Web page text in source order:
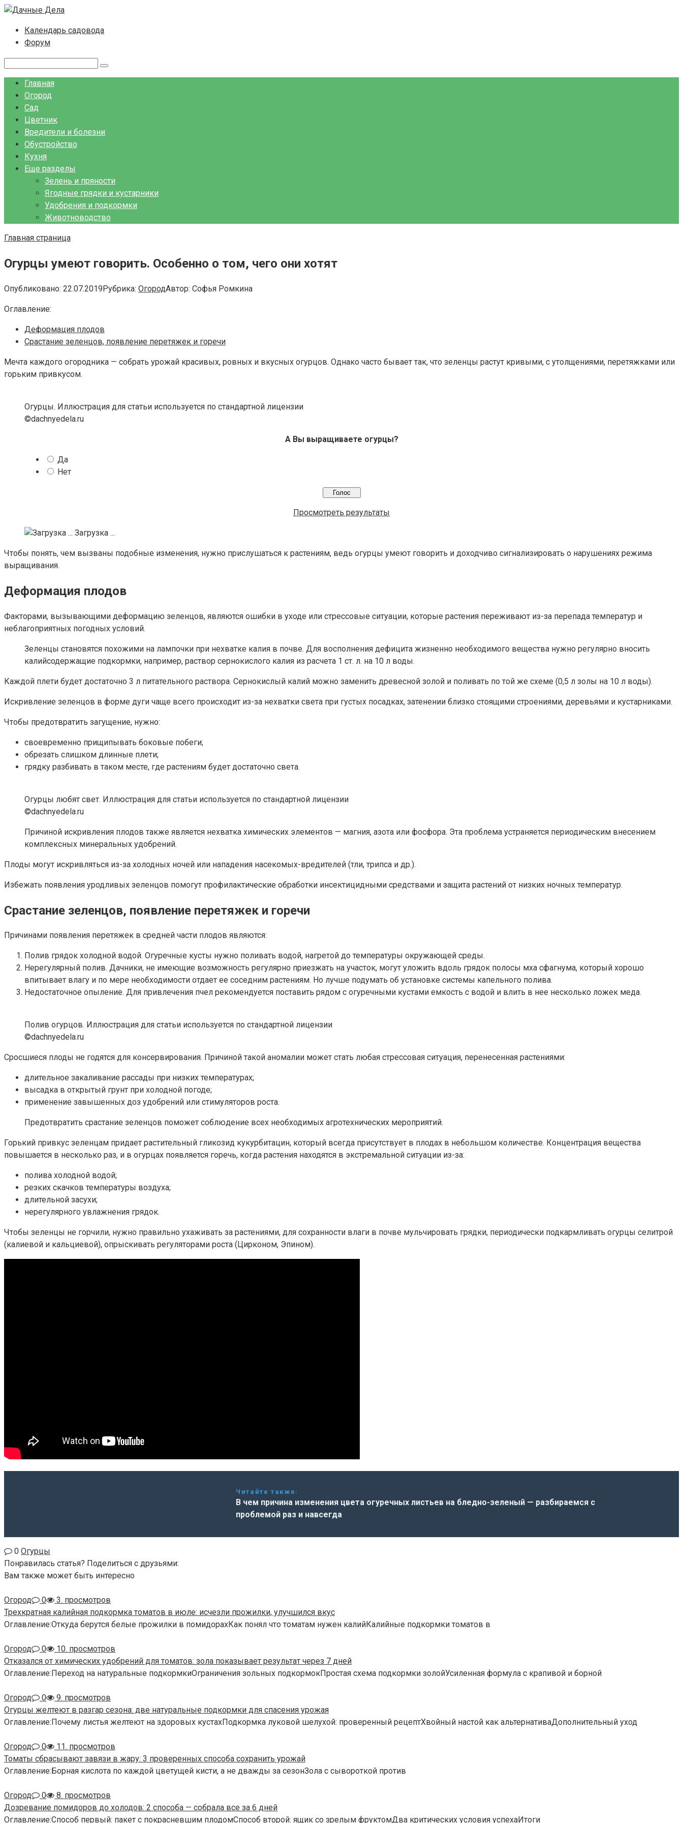
Перейти
контентуКалендарь садовода
Форум
Главная
Огород
Сад
Цветник
Вредители и болезни
Обустройство
Кухня
Еще разделы
Зелень и пряности
Ягодные грядки и кустарники
Удобрения и подкормки
Животноводство
Главная страница
Огурцы умеют говорить. Особенно о том, чего они хотят
Опубликовано: 22.07.2019Рубрика: ОгородАвтор: Софья Ромкина
Оглавление:
Деформация плодов
Срастание зеленцов, появление перетяжек и горечи
Мечта каждого огородника — собрать урожай красивых, ровных и вкусных огурцов. Однако часто бывает так, что зеленцы растут кривыми, с утолщениями, перетяжками или
горьким привкусом.
Огурцы. Иллюстрация для статьи используется по стандартной лицензии
©dachnyedela.ru
А Вы выращиваете огурцы?
Да
Нет
Просмотреть результаты
Загрузка ...
Чтобы понять, чем вызваны подобные изменения, нужно прислушаться к растениям, ведь огурцы умеют говорить и доходчиво сигнализировать о нарушениях режима
выращивания.
Деформация плодов
Факторами, вызывающими деформацию зеленцов, являются ошибки в уходе или стрессовые ситуации, которые растения переживают из-за перепада температур и
неблагоприятных погодных условий.
Зеленцы становятся похожими на лампочки при нехватке калия в почве. Для восполнения дефицита жизненно необходимого вещества нужно регулярно вносить
калийсодержащие подкормки, например, раствор сернокислого калия из расчета 1 ст. л. на 10 л воды.
Каждой плети будет достаточно 3 л питательного раствора. Сернокислый калий можно заменить древесной золой и поливать по той же схеме (0,5 л золы на 10 л воды).
Искривление зеленцов в форме дуги чаще всего происходит из-за нехватки света при густых посадках, затенении близко стоящими строениями, деревьями и кустарниками.
Чтобы предотвратить загущение, нужно:
своевременно прищипывать боковые побеги;
обрезать слишком длинные плети;
грядку разбивать в таком месте, где растениям будет достаточно света.
Огурцы любят свет. Иллюстрация для статьи используется по стандартной лицензии
©dachnyedela.ru
Причиной искривления плодов также является нехватка химических элементов — магния, азота или фосфора. Эта проблема устраняется периодическим внесением
комплексных минеральных удобрений.
Плоды могут искривляться из-за холодных ночей или нападения насекомых-вредителей (тли, трипса и др.).
Избежать появления уродливых зеленцов помогут профилактические обработки инсектицидными средствами и защита растений от низких ночных температур.
Срастание зеленцов, появление перетяжек и горечи
Причинами появления перетяжек в средней части плодов являются:
Полив грядок холодной водой. Огуречные кусты нужно поливать водой, нагретой до температуры окружающей среды.
Нерегулярный полив. Дачники, не имеющие возможность регулярно приезжать на участок, могут уложить вдоль грядок полосы мха сфагнума, который хорошо
впитывает влагу и по мере необходимости отдает ее соседним растениям. Но лучше подумать об установке системы капельного полива.
Недостаточное опыление. Для привлечения пчел рекомендуется поставить рядом с огуречными кустами емкость с водой и влить в нее несколько ложек меда.
Полив огурцов. Иллюстрация для статьи используется по стандартной лицензии
©dachnyedela.ru
Сросшиеся плоды не годятся для консервирования. Причиной такой аномалии может стать любая стрессовая ситуация, перенесенная растениями:
длительное закаливание рассады при низких температурах;
высадка в открытый грунт при холодной погоде;
применение завышенных доз удобрений или стимуляторов роста.
Предотвратить срастание зеленцов поможет соблюдение всех необходимых агротехнических мероприятий.
Горький привкус зеленцам придает растительный гликозид кукурбитацин, который всегда присутствует в плодах в небольшом количестве. Концентрация вещества
повышается в несколько раз, и в огурцах появляется горечь, когда растения находятся в экстремальной ситуации из-за:
полива холодной водой;
резких скачков температуры воздуха;
длительной засухи;
нерегулярного увлажнения грядок.
Чтобы зеленцы не горчили, нужно правильно ухаживать за растениями, для сохранности влаги в почве мульчировать грядки, периодически подкармливать огурцы селитрой
(калиевой и кальциевой), опрыскивать регуляторами роста (Цирконом, Эпином).
Читайте также:
В чем причина изменения цвета огуречных листьев на бледно-зеленый — разбираемся с
проблемой раз и навсегда
0 Огурцы
Понравилась статья? Поделиться с друзьями:
Вам также может быть интересно
Огород 0
3. просмотров
Трехкратная калийная подкормка томатов в июле: исчезли прожилки, улучшился вкус
Оглавление:Откуда берутся белые прожилки в помидорахКак понял что томатам нужен калийКалийные подкормки томатов в
Огород 0
10. просмотров
Отказался от химических удобрений для томатов: зола показывает результат через 7 дней
Оглавление:Переход на натуральные подкормкиОграничения зольных подкормокПростая схема подкормки золойУсиленная формула с крапивой и борной
Огород 0
9. просмотров
Огурцы желтеют в разгар сезона: две натуральные подкормки для спасения урожая
Оглавление:Почему листья желтеют на здоровых кустахПодкормка луковой шелухой: проверенный рецептХвойный настой как альтернативаДополнительный уход
Огород 0
11. просмотров
Томаты сбрасывают завязи в жару: 3 проверенных способа сохранить урожай
Оглавление:Борная кислота по каждой цветущей кисти, а не дважды за сезонЗола с сывороткой против
Огород 0
8. просмотров
Дозревание помидоров до холодов: 2 способа — собрала все за 6 дней
Оглавление:Способ первый: пакет с покрасневшим плодомСпособ второй: ящик со зрелым фруктомДва критических условия успехаИтоги